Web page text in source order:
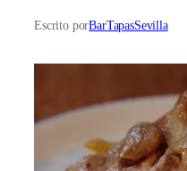
Escrito porBarTapasSevilla